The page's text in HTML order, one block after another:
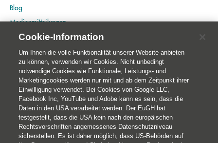
Blog
Medienmitteilungen
Ankeruhr
Helvetia Baloise Gruppe
Home
Publikationen
Nachhaltigkeit
Cookie-Information
Um Ihnen die volle Funktionalität unserer Website anbieten
zu können, verwenden wir Cookies. Nicht unbedingt
notwendige Cookies wie Funktionale, Leistungs- und
Marketingcookies werden nur mit und ab dem Zeitpunkt ihrer
Einwilligung verwendet. Bei Cookies von Google LLC,
Facebook Inc, YouTube und Adobe kann es sein, dass die
Daten in den USA verarbeitet werden. Der EuGH hat
festgestellt, dass die USA kein nach den europäischen
Rechtsvorschriften angemessenes Datenschutzniveau
sicherstellen. Es ist daher möglich, dass US-Behörden auf